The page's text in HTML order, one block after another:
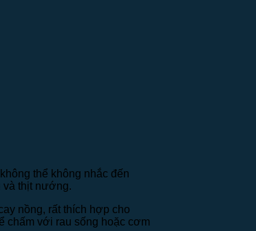
thể không nhắc đến
thịt nướng.
nồng, rất thích hợp cho
chấm với rau sống hoặc cơm